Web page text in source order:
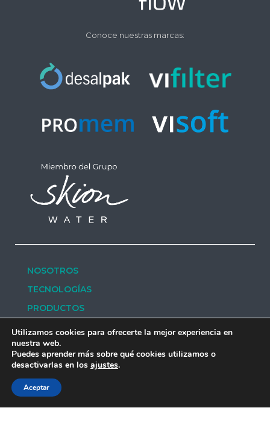
Conoce nuestras marcas:
NOSOTROS
TECNOLOGÍAS
PRODUCTOS
POLÍTICA DE PRIVACIDAD
PROYECTOS
SERVICIOS
CONVERSEMOS
Utilizamos cookies para ofrecerte la mejor experiencia en
nuestra web.
Puedes aprender más sobre qué cookies utilizamos o
desactivarlas en los ajustes.
Aceptar